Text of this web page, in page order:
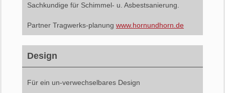
Sachkundige für Schimmel- u. Asbestsanierung.
Partner Tragwerks-planung www.hornundhorn.de
Design
Für ein un-verwechselbares Design